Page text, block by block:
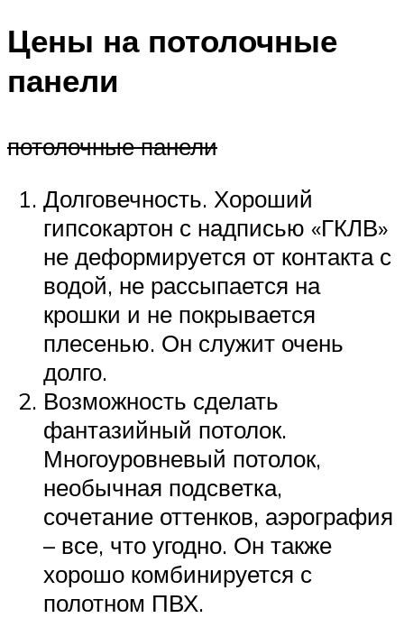
Цены на потолочные
панели
потолочные панели
Долговечность. Хороший
гипсокартон с надписью «ГКЛВ»
не деформируется от контакта с
водой, не рассыпается на
крошки и не покрывается
плесенью. Он служит очень
долго.
Возможность сделать
фантазийный потолок.
Многоуровневый потолок,
необычная подсветка,
сочетание оттенков, аэрография
– все, что угодно. Он также
хорошо комбинируется с
полотном ПВХ.